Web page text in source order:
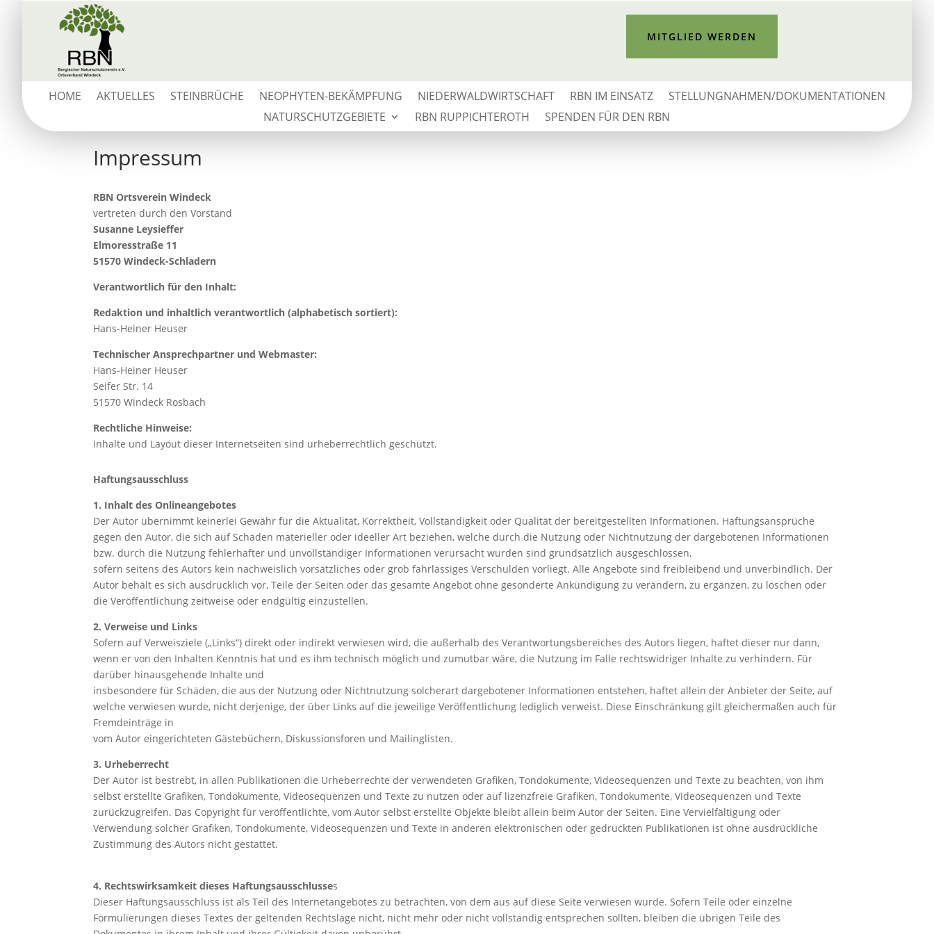
MITGLIED WERDEN
HOME AKTUELLES STEINBRÜCHE NEOPHYTEN-BEKÄMPFUNG NIEDERWALDWIRTSCHAFT RBN IM EINSATZ
STELLUNGNAHMEN/DOKUMENTATIONEN
NATURSCHUTZGEBIETE
RBN RUPPICHTEROTH SPENDEN FÜR DEN RBN
Impressum
RBN Ortsverein Windeck
vertreten durch den Vorstand
Susanne Leysieffer
Elmoresstraße 11
51570 Windeck-Schladern
Verantwortlich für den Inhalt:
Redaktion und inhaltlich verantwortlich (alphabetisch sortiert):
Hans-Heiner Heuser
Technischer Ansprechpartner und Webmaster:
Hans-Heiner Heuser
Seifer Str. 14
51570 Windeck Rosbach
Rechtliche Hinweise:
Inhalte und Layout dieser Internetseiten sind urheberrechtlich geschützt.
Haftungsausschluss
1. Inhalt des Onlineangebotes
Der Autor übernimmt keinerlei Gewähr für die Aktualität, Korrektheit, Vollständigkeit oder Qualität der bereitgestellten Informationen. Haftungsansprüche
gegen den Autor, die sich auf Schäden materieller oder ideeller Art beziehen, welche durch die Nutzung oder Nichtnutzung der dargebotenen Informationen
bzw. durch die Nutzung fehlerhafter und unvollständiger Informationen verursacht wurden sind grundsätzlich ausgeschlossen,
sofern seitens des Autors kein nachweislich vorsätzliches oder grob fahrlässiges Verschulden vorliegt. Alle Angebote sind freibleibend und unverbindlich. Der
Autor behält es sich ausdrücklich vor, Teile der Seiten oder das gesamte Angebot ohne gesonderte Ankündigung zu verändern, zu ergänzen, zu löschen oder
die Veröffentlichung zeitweise oder endgültig einzustellen.
2. Verweise und Links
Sofern auf Verweisziele („Links“) direkt oder indirekt verwiesen wird, die außerhalb des Verantwortungsbereiches des Autors liegen, haftet dieser nur dann,
wenn er von den Inhalten Kenntnis hat und es ihm technisch möglich und zumutbar wäre, die Nutzung im Falle rechtswidriger Inhalte zu verhindern. Für
darüber hinausgehende Inhalte und
insbesondere für Schäden, die aus der Nutzung oder Nichtnutzung solcherart dargebotener Informationen entstehen, haftet allein der Anbieter der Seite, auf
welche verwiesen wurde, nicht derjenige, der über Links auf die jeweilige Veröffentlichung lediglich verweist. Diese Einschränkung gilt gleichermaßen auch für
Fremdeinträge in
vom Autor eingerichteten Gästebüchern, Diskussionsforen und Mailinglisten.
3. Urheberrecht
Der Autor ist bestrebt, in allen Publikationen die Urheberrechte der verwendeten Grafiken, Tondokumente, Videosequenzen und Texte zu beachten, von ihm
selbst erstellte Grafiken, Tondokumente, Videosequenzen und Texte zu nutzen oder auf lizenzfreie Grafiken, Tondokumente, Videosequenzen und Texte
zurückzugreifen. Das Copyright für veröffentlichte, vom Autor selbst erstellte Objekte bleibt allein beim Autor der Seiten. Eine Vervielfältigung oder
Verwendung solcher Grafiken, Tondokumente, Videosequenzen und Texte in anderen elektronischen oder gedruckten Publikationen ist ohne ausdrückliche
Zustimmung des Autors nicht gestattet.
4. Rechtswirksamkeit dieses Haftungsausschlusses
Dieser Haftungsausschluss ist als Teil des Internetangebotes zu betrachten, von dem aus auf diese Seite verwiesen wurde. Sofern Teile oder einzelne
Formulierungen dieses Textes der geltenden Rechtslage nicht, nicht mehr oder nicht vollständig entsprechen sollten, bleiben die übrigen Teile des